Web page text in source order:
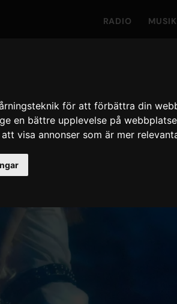
för att förbättra din
en bättre upplevelse på
visa annonser som är mer
RADIO MUSIK